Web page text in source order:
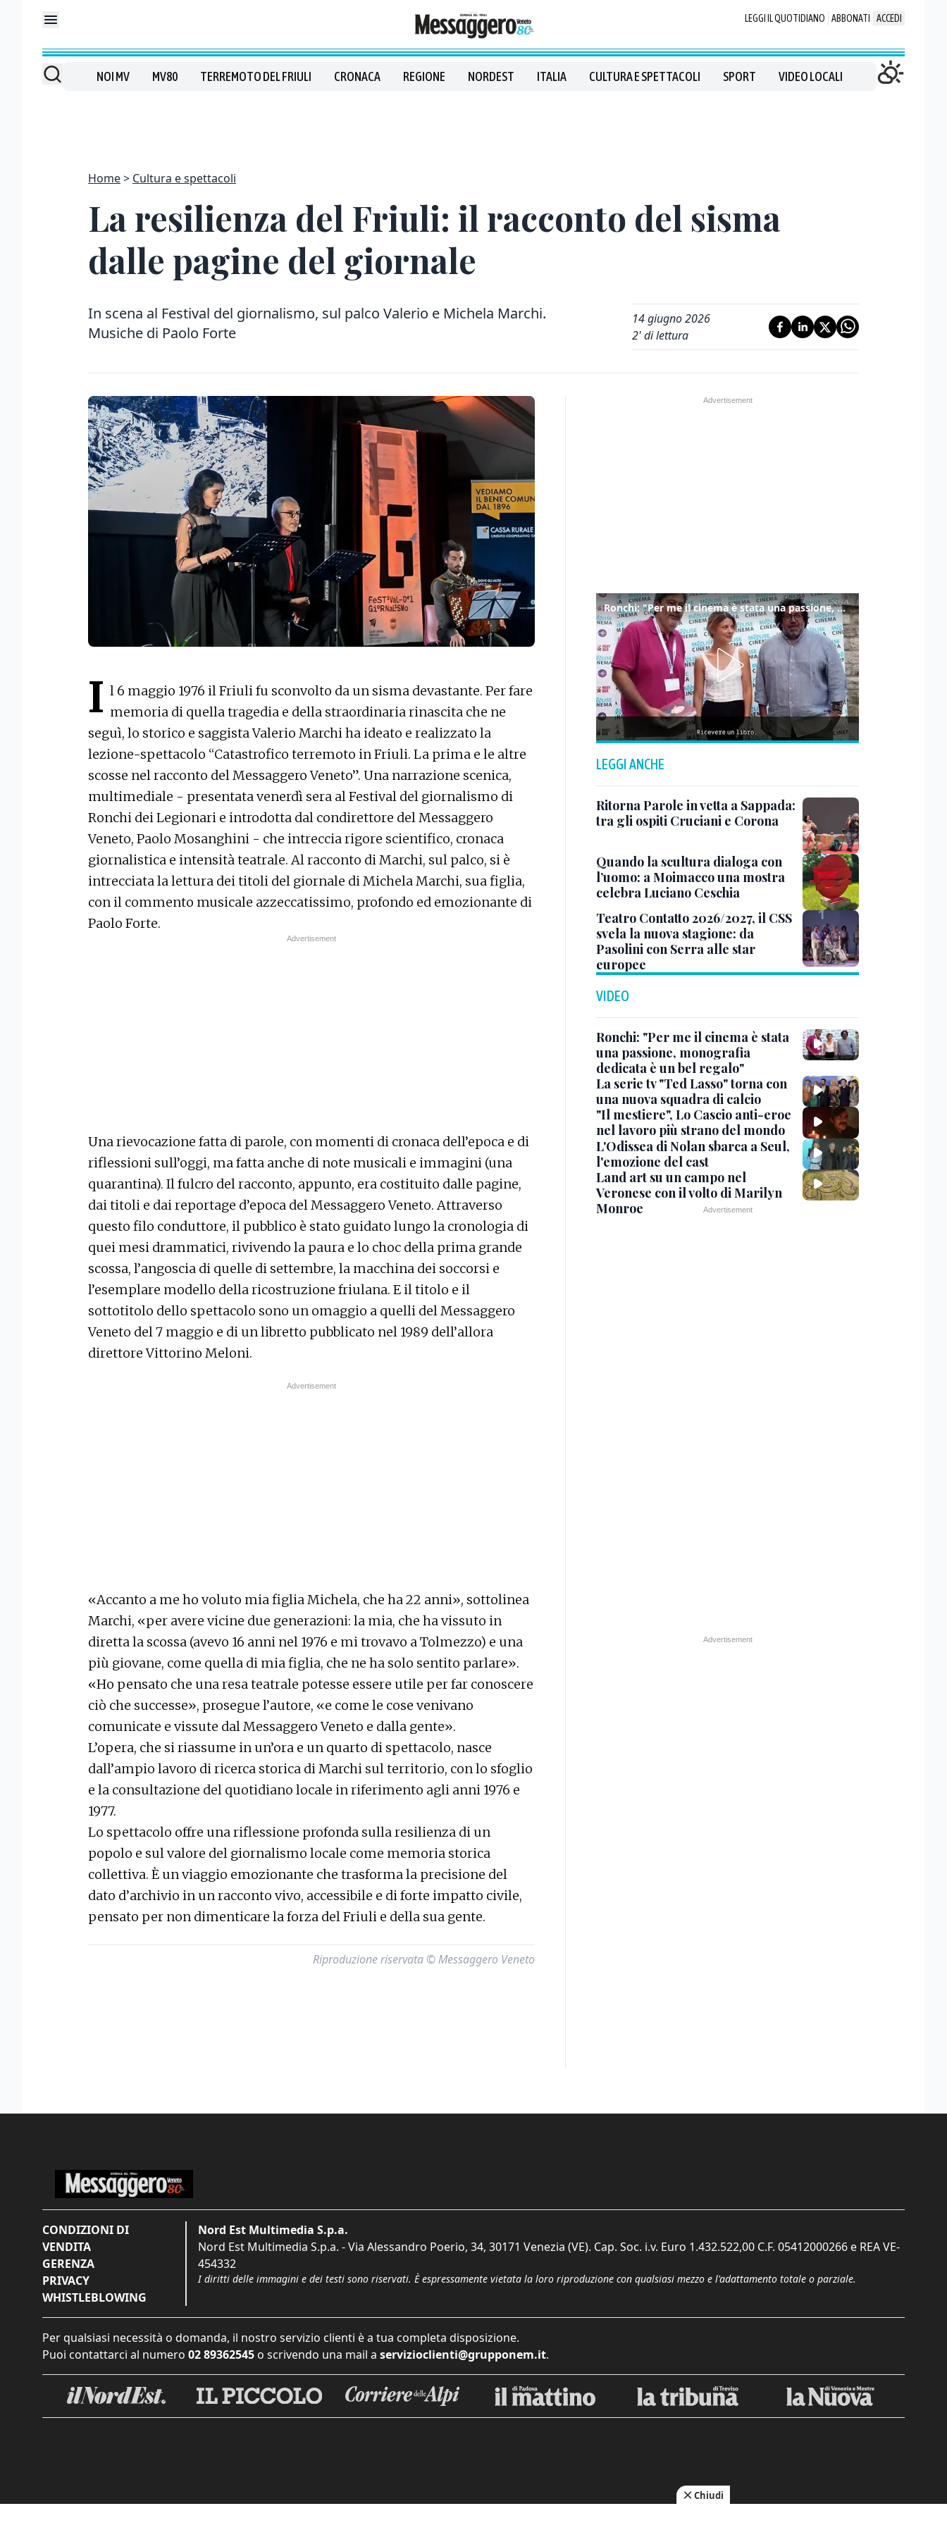
LEGGI IL QUOTIDIANO ABBONATI ACCEDI
NOI MV MV80 TERREMOTO DEL FRIULI CRONACA REGIONE NORDEST ITALIA CULTURA E SPETTACOLI SPORT VIDEO LOCALI
Home Cultura e spettacoli
La resilienza del Friuli: il racconto del sisma
dalle pagine del giornale
In scena al Festival del giornalismo, sul palco Valerio e Michela Marchi.
Musiche di Paolo Forte
14 giugno 2026
2' di lettura
I l 6 maggio 1976 il Friuli fu sconvolto da un sisma devastante. Per fare
memoria di quella tragedia e della straordinaria rinascita che ne
seguì, lo storico e saggista Valerio Marchi ha ideato e realizzato la
lezione-spettacolo “Catastrofico terremoto in Friuli. La prima e le altre
scosse nel racconto del Messaggero Veneto”. Una narrazione scenica,
multimediale - presentata venerdì sera al Festival del giornalismo di
Ronchi dei Legionari e introdotta dal condirettore del Messaggero
Veneto, Paolo Mosanghini - che intreccia rigore scientifico, cronaca
giornalistica e intensità teatrale. Al racconto di Marchi, sul palco, si è
intrecciata la lettura dei titoli del giornale di Michela Marchi, sua figlia,
con il commento musicale azzeccatissimo, profondo ed emozionante di
Paolo Forte.
Una rievocazione fatta di parole, con momenti di cronaca dell’epoca e di
riflessioni sull’oggi, ma fatta anche di note musicali e immagini (una
quarantina). Il fulcro del racconto, appunto, era costituito dalle pagine,
dai titoli e dai reportage d’epoca del Messaggero Veneto. Attraverso
questo filo conduttore, il pubblico è stato guidato lungo la cronologia di
quei mesi drammatici, rivivendo la paura e lo choc della prima grande
scossa, l’angoscia di quelle di settembre, la macchina dei soccorsi e
l’esemplare modello della ricostruzione friulana. E il titolo e il
sottotitolo dello spettacolo sono un omaggio a quelli del Messaggero
Veneto del 7 maggio e di un libretto pubblicato nel 1989 dell’allora
direttore Vittorino Meloni.
«Accanto a me ho voluto mia figlia Michela, che ha 22 anni», sottolinea
Marchi, «per avere vicine due generazioni: la mia, che ha vissuto in
diretta la scossa (avevo 16 anni nel 1976 e mi trovavo a Tolmezzo) e una
più giovane, come quella di mia figlia, che ne ha solo sentito parlare».
«Ho pensato che una resa teatrale potesse essere utile per far conoscere
ciò che successe», prosegue l’autore, «e come le cose venivano
comunicate e vissute dal Messaggero Veneto e dalla gente».
L’opera, che si riassume in un’ora e un quarto di spettacolo, nasce
dall’ampio lavoro di ricerca storica di Marchi sul territorio, con lo sfoglio
e la consultazione del quotidiano locale in riferimento agli anni 1976 e
1977.
Lo spettacolo offre una riflessione profonda sulla resilienza di un
popolo e sul valore del giornalismo locale come memoria storica
collettiva. È un viaggio emozionante che trasforma la precisione del
dato d’archivio in un racconto vivo, accessibile e di forte impatto civile,
pensato per non dimenticare la forza del Friuli e della sua gente.
Riproduzione riservata © Messaggero Veneto
Ronchi: "Per me il cinema è stata una passione, monografia dedicata è un bel regalo"
LEGGI ANCHE
Ritorna Parole in vetta a Sappada:
tra gli ospiti Cruciani e Corona
Quando la scultura dialoga con
l’uomo: a Moimacco una mostra
celebra Luciano Ceschia
Teatro Contatto 2026/2027, il CSS
svela la nuova stagione: da
Pasolini con Serra alle star
europee
VIDEO
Ronchi: "Per me il cinema è stata
una passione, monografia
dedicata è un bel regalo"
La serie tv "Ted Lasso" torna con
una nuova squadra di calcio
"Il mestiere", Lo Cascio anti-eroe
nel lavoro più strano del mondo
L'Odissea di Nolan sbarca a Seul,
l'emozione del cast
Land art su un campo nel
Veronese con il volto di Marilyn
Monroe
CONDIZIONI DI
VENDITA
GERENZA
PRIVACY
WHISTLEBLOWING
Nord Est Multimedia S.p.a.
Nord Est Multimedia S.p.a. - Via Alessandro Poerio, 34, 30171 Venezia (VE). Cap. Soc. i.v. Euro 1.432.522,00 C.F. 05412000266 e REA VE-
454332
I diritti delle immagini e dei testi sono riservati. È espressamente vietata la loro riproduzione con qualsiasi mezzo e l'adattamento totale o parziale.
Per qualsiasi necessità o domanda, il nostro servizio clienti è a tua completa disposizione.
Puoi contattarci al numero 02 89362545 o scrivendo una mail a servizioclienti@grupponem.it.
Chiudi